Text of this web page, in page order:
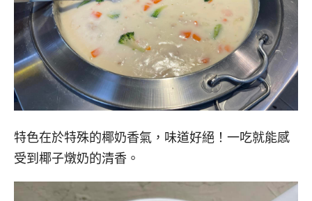
特色在於特殊的椰奶香氣，味道好絕！一吃就能感
受到椰子燉奶的清香。